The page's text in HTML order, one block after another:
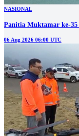
NASIONAL
Panitia Muktamar ke-35
06 Aug 2026 06:00 UTC